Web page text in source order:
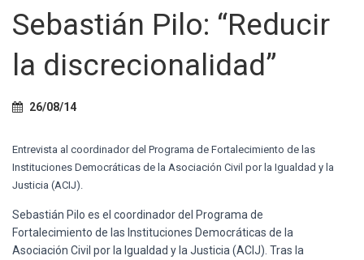
Sebastián Pilo: “Reducir
la discrecionalidad”
26/08/14
Entrevista al coordinador del Programa de Fortalecimiento de las
Instituciones Democráticas de la Asociación Civil por la Igualdad y la
Justicia (ACIJ).
Sebastián Pilo es el coordinador del Programa de
Fortalecimiento de las Instituciones Democráticas de la
Asociación Civil por la Igualdad y la Justicia (ACIJ). Tras la